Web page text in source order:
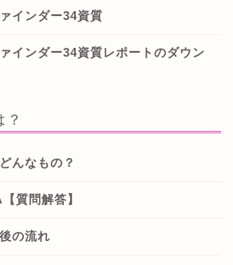
インダー34資質
インダー34資質レポートのダウン
んなもの？
質問解答】
の流れ